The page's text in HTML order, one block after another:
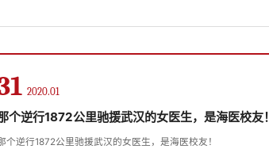
2020.01
个逆行1872公里驰援武汉的女医生，是海医校友！
个逆行1872公里驰援武汉的女医生，是海医校友！